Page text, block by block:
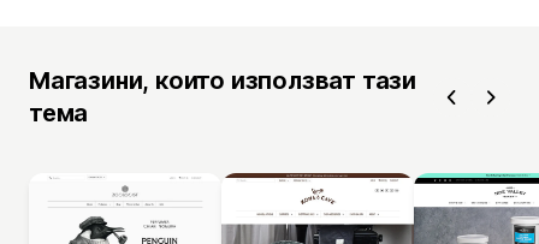
Магазини, които използват тази
тема